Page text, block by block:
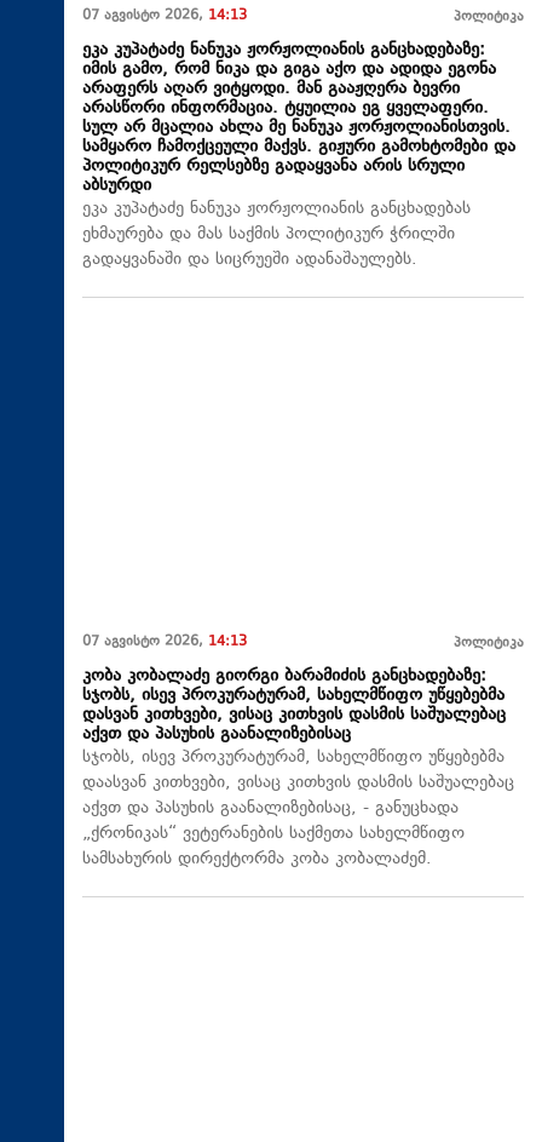
07 აგვისტო 2026, 14:13 პოლიტიკა
ეკა კუპატაძე ნანუკა ჟორჟოლიანის განცხადებაზე:
იმის გამო, რომ ნიკა და გიგა აქო და ადიდა ეგონა
არაფერს აღარ ვიტყოდი. მან გააჟღერა ბევრი
არასწორი ინფორმაცია. ტყუილია ეგ ყველაფერი.
სულ არ მცალია ახლა მე ნანუკა ჟორჟოლიანისთვის.
სამყარო ჩამოქცეული მაქვს. გიჟური გამოხტომები და
პოლიტიკურ რელსებზე გადაყვანა არის სრული
აბსურდი
ეკა კუპატაძე ნანუკა ჟორჟოლიანის განცხადებას
ეხმაურება და მას საქმის პოლიტიკურ ჭრილში
გადაყვანაში და სიცრუეში ადანაშაულებს.
07 აგვისტო 2026, 14:13 პოლიტიკა
კობა კობალაძე გიორგი ბარამიძის განცხადებაზე:
სჯობს, ისევ პროკურატურამ, სახელმწიფო უწყებებმა
დასვან კითხვები, ვისაც კითხვის დასმის საშუალებაც
აქვთ და პასუხის გაანალიზებისაც
სჯობს, ისევ პროკურატურამ, სახელმწიფო უწყებებმა
დაასვან კითხვები, ვისაც კითხვის დასმის საშუალებაც
აქვთ და პასუხის გაანალიზებისაც, - განუცხადა
„ქრონიკას“ ვეტერანების საქმეთა სახელმწიფო
სამსახურის დირექტორმა კობა კობალაძემ.